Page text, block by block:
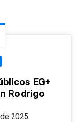
EG+
Rodrigo
2025